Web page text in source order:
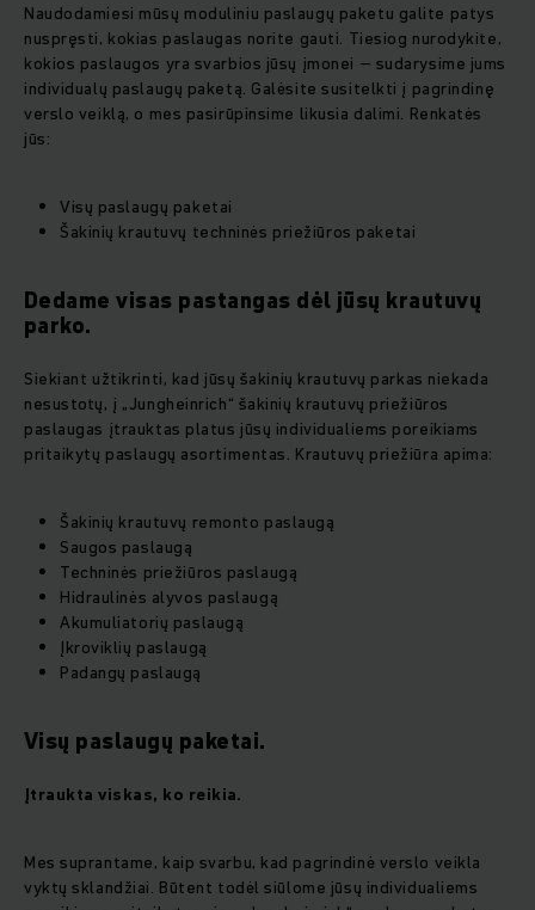
Naudodamiesi mūsų moduliniu paslaugų paketu galite patys
nuspręsti, kokias paslaugas norite gauti. Tiesiog nurodykite,
kokios paslaugos yra svarbios jūsų įmonei – sudarysime jums
individualų paslaugų paketą. Galėsite susitelkti į pagrindinę
verslo veiklą, o mes pasirūpinsime likusia dalimi. Renkatės
jūs:
Visų paslaugų paketai
Šakinių krautuvų techninės priežiūros paketai
Dedame visas pastangas dėl jūsų krautuvų
parko.
Siekiant užtikrinti, kad jūsų šakinių krautuvų parkas niekada
nesustotų, į „Jungheinrich“ šakinių krautuvų priežiūros
paslaugas įtrauktas platus jūsų individualiems poreikiams
pritaikytų paslaugų asortimentas. Krautuvų priežiūra apima:
Šakinių krautuvų remonto paslaugą
Saugos paslaugą
Techninės priežiūros paslaugą
Hidraulinės alyvos paslaugą
Akumuliatorių paslaugą
Įkroviklių paslaugą
Padangų paslaugą
Visų paslaugų paketai.
Įtraukta viskas, ko reikia.
Mes suprantame, kaip svarbu, kad pagrindinė verslo veikla
vyktų sklandžiai. Būtent todėl siūlome jūsų individualiems